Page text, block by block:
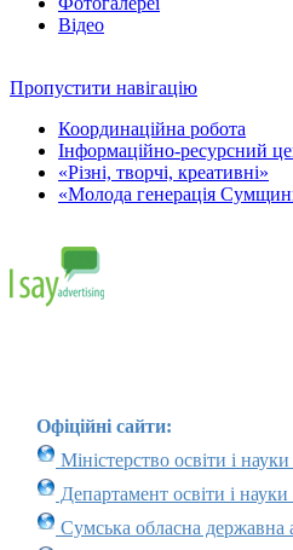
Відео
Пропустити навігацію
Координаційна робота
Інформаційно-ресурсний
«Різні, творчі, креативні»
«Молода генерація
Офіційні сайти:
Міністерство освіти і
Департамент освіти і
Сумська обласна державна